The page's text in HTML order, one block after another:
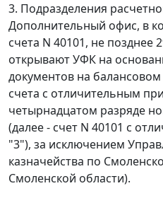
3. Подразделения
Дополнительный офис, в
счета N 40101, не позднее
открывают УФК на
документов на
счета с отличительным
четырнадцатом разряде
(далее - счет N 40101 с
"3"), за исключением
казначейства по
Смоленской области).